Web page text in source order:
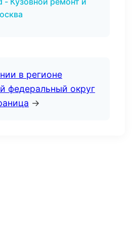
в регионе
федеральный округ
→